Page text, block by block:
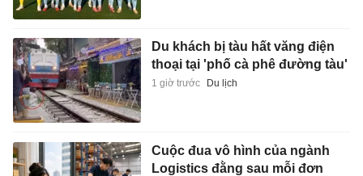
Du khách bị tàu hất văng điện
thoại tại 'phố cà phê đường tàu'
1 giờ trước Du lịch
Cuộc đua vô hình của ngành
Logistics đằng sau mỗi đơn